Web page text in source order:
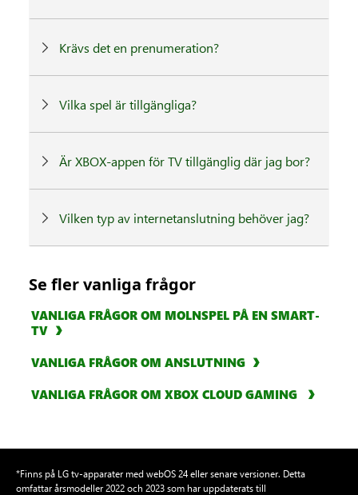
Krävs det en prenumeration?
Vilka spel är tillgängliga?
Är XBOX-appen för TV tillgänglig där jag bor?
Vilken typ av internetanslutning behöver jag?
Se fler vanliga frågor
VANLIGA FRÅGOR OM MOLNSPEL PÅ EN SMART-
TV
VANLIGA FRÅGOR OM ANSLUTNING
VANLIGA FRÅGOR OM XBOX CLOUD GAMING
*Finns på LG tv-apparater med webOS 24 eller senare versioner. Detta
omfattar årsmodeller 2022 och 2023 som har uppdaterats till